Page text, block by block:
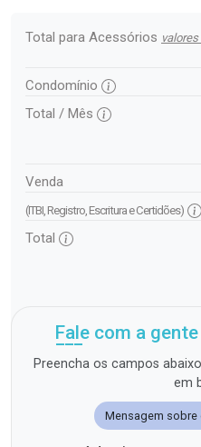
Total para Acessórios
Condomínio
Total / Mês
Venda
(ITBI, Registro, Escritura e Certidões)
Total
Fale com a
Preencha os campos
em
Mensagem sobre